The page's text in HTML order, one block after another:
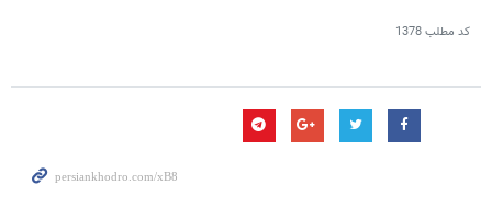
کد مطلب1378